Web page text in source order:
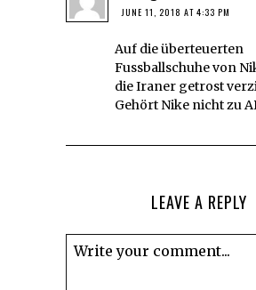
JUNE 11, 2018 AT 4:33 PM
Auf die überteuerten
Fussballschuhe von
die Iraner getrost
Gehört Nike nicht zu
LEAVE A REPLY